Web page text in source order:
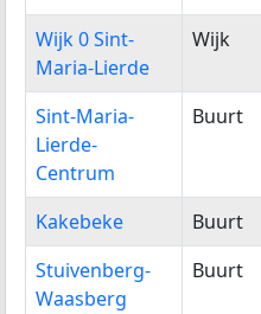
Wijk 0 Sint-
Maria-Lierde
Wijk
Sint-Maria-
Lierde-
Centrum
Buurt
Kakebeke Buurt
Stuivenberg-
Waasberg
Buurt